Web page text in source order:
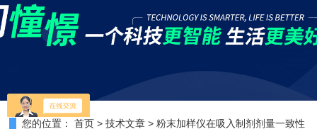
您的位置： 首页 >技术文章 >粉末加样仪在吸入制剂剂量一致性